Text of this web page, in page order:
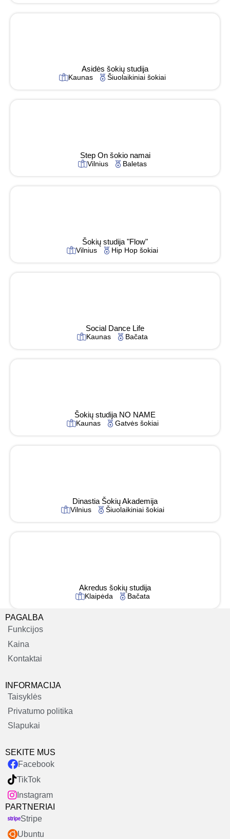
Asidės šokių studija
Kaunas Šiuolaikiniai šokiai
Step On šokio namai
Vilnius Baletas
Šokių studija "Flow"
Vilnius Hip Hop šokiai
Social Dance Life
Kaunas Bačata
Šokių studija NO NAME
Kaunas Gatvės šokiai
Dinastia Šokių Akademija
Vilnius Šiuolaikiniai šokiai
Akredus šokių studija
Klaipėda Bačata
PAGALBA
Funkcijos
Kaina
Kontaktai
INFORMACIJA
Taisyklės
Privatumo politika
Slapukai
SEKITE MUS
Facebook
TikTok
Instagram
PARTNERIAI
Stripe
Ubuntu